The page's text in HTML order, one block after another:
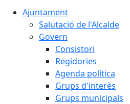
Ajuntament
Salutació de l'Alcalde
Govern
Consistori
Regidories
Agenda política
Grups d'interès
Grups municipals